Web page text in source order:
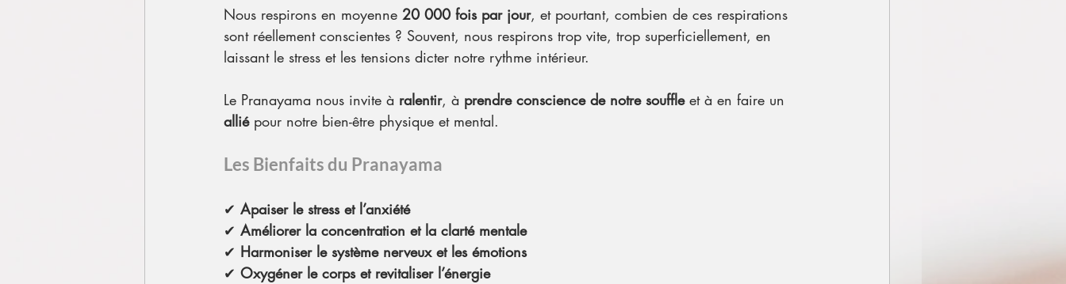
Nous respirons en moyenne 20 000 fois par jour, et pourtant, combien de ces respirations
sont réellement conscientes ? Souvent, nous respirons trop vite, trop superficiellement, en
laissant le stress et les tensions dicter notre rythme intérieur.
Le Pranayama nous invite à ralentir, à prendre conscience de notre souffle et à en faire un
allié pour notre bien-être physique et mental.
Les Bienfaits du Pranayama
✔ Apaiser le stress et l’anxiété
✔ Améliorer la concentration et la clarté mentale
✔ Harmoniser le système nerveux et les émotions
✔ Oxygéner le corps et revitaliser l’énergie